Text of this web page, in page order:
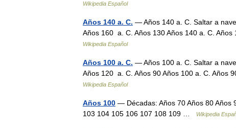
Wikipedia Español
Años 140 a. C. — Años 140 a. C. Saltar a
Años 160 a. C. Años 130 Años 140 a. C.
Wikipedia Español
Años 100 a. C. — Años 100 a. C. Saltar a
Años 120 a. C. Años 90 Años 100 a. C.
Wikipedia Español
Años 100 — Décadas: Años 70 Años 80 Años
103 104 105 106 107 108 109 …
Wikipedia